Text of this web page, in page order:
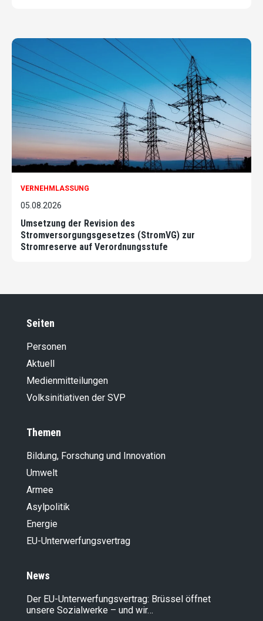
VERNEHMLASSUNG
05.08.2026
Umsetzung der Revision des
Stromversorgungsgesetzes (StromVG) zur
Stromreserve auf Verordnungsstufe
Seiten
Personen
Aktuell
Medienmitteilungen
Volksinitiativen der SVP
Themen
Bildung, Forschung und Innovation
Umwelt
Armee
Asylpolitik
Energie
EU-Unterwerfungsvertrag
News
Der EU-Unterwerfungsvertrag: Brüssel öffnet
unsere Sozialwerke – und wir…